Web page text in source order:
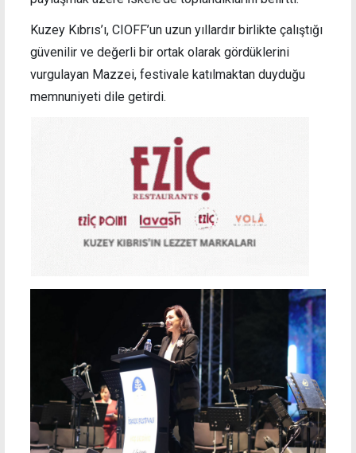
Kuzey Kıbrıs’ı, CIOFF’un uzun yıllardır birlikte çalıştığı
güvenilir ve değerli bir ortak olarak gördüklerini
vurgulayan Mazzei, festivale katılmaktan duyduğu
memnuniyeti dile getirdi.